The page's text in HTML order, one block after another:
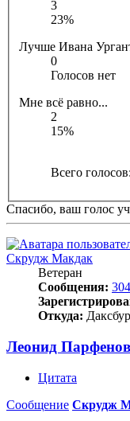
3
23%
Лучше Ивана
0
Голосов нет
Мне всё равно...
2
15%
Всего голосов:
Спасибо, ваш голос
Скрудж Макдак
Ветеран
Сообщения:
Откуда:
Леонид
Цитата
Сообщение Скрудж